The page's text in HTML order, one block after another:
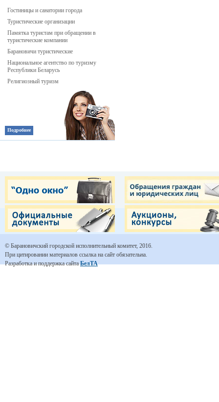
Гостиницы и санатории города
Туристические организации
Памятка туристам при обращении в
туристические компании
Барановичи туристические
Национальное агентство по туризму
Республики Беларусь
Религиозный туризм
Подробнее
© Барановичский городской исполнительный комитет, 2016.
При цитировании материалов ссылка на сайт обязательна.
Разработка и поддержка сайтаБелТА